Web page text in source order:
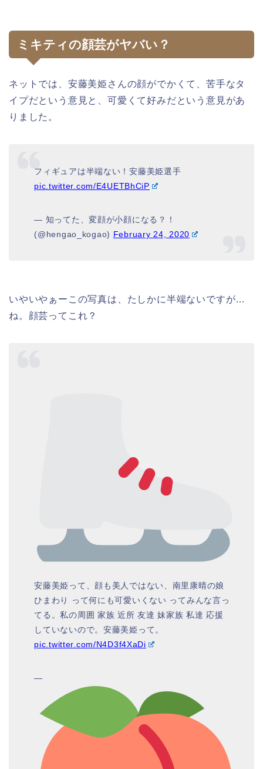
ミキティの顔芸がヤバい？
ネットでは、安藤美姫さんの顔がでかくて、苦手なタ
イプだという意見と、可愛くて好みだという意見があ
りました。
フィギュアは半端ない！安藤美姫選手
pic.twitter.com/E4UETBhCiP
— 知ってた、変顔が小顔になる？！
(@hengao_kogao) February 24, 2020
いやいやぁーこの写真は、たしかに半端ないですが…
ね。顔芸ってこれ？
安藤美姫って、顔も美人ではない、南里康晴の娘
ひまわり って何にも可愛いくない ってみんな言っ
てる。私の周囲 家族 近所 友達 妹家族 私達 応援
していないので。安藤美姫って。
pic.twitter.com/N4D3f4XaDi
—